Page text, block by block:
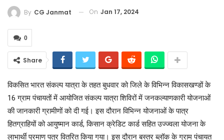
By CG Janmat On Jan 17, 2024
0
Share
विकसित भारत संकल्प यात्रा के तहत बुधवार को जिले के विभिन्न विकासखण्डों के
16 ग्राम पंचायतों में आयोजित संकल्प यात्रा शिविरों में जनकल्याणकारी योजनाओं
की जानकारी ग्रामीणों को दी गई। इस दौरान विभिन्न योजनाओं के पात्र
हितग्राहियों को आयुष्मान कार्ड, किसान क्रेडिट कार्ड सहित उज्ज्वला योजना के
लाभार्थी प्रमाण पत्र वितरित किया गया। इस दौरान बस्तर ब्लॉक के ग्राम पंचायत